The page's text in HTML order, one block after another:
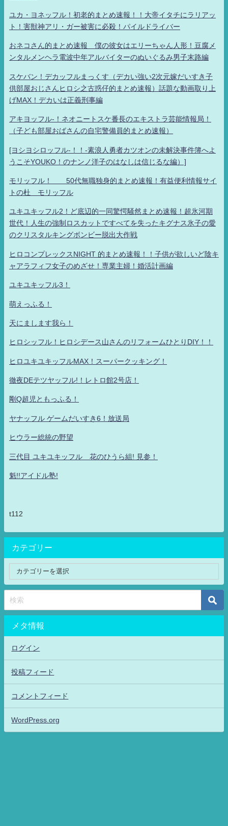
ユカ・ヨネッフル！初老的まとめ速報！！大帝イタチにラリアッ
ト！害獣神アリ・ガー被害に必殺！パイルドライバー
おネコさん的まとめ速報 僕の彼女はエリーちゃん人形！豆腐メ
ンタルメンヘラ電波中年アルバイターのぬいぐるみ男子末路編
スケバン！デカッフルまっくす（デカい強い2次元嫁だいすき子
供部屋おじさんヒロシ之古惑仔的まとめ速報）話題な動画取り上
げMAX！デカいは正義刑事編
アキヨッフル-！ネオニートスケ番長のエキストラ芸能情報局！
（子ども部屋おばさんの自宅警備員的まとめ速報）
[ヨシヨシロッフル-！！-素浪人勇者カツオンの未解決事件簿へよ
うこそYOUKO！のナンノ洋子のはなしは信じるな編）]
モリッフル！ 50代無職独身的まとめ速報！有益便利情報サイ
トの杜 モリッフル
ユキユキッフル2！ど底辺的一同驚愕騒然まとめ速報！超氷河期
世代！人生の強制ロスカットですべてを失ったキグナス氷子の愛
のクリスタルキングボンビー脱出大作戦
ヒロコンプレックスNIGHT 的まとめ速報！！子供が欲しいど陰キ
ャアラフィフ女子のめざせ！専業主婦！婚活計画編
ユキユキッフル3！
萌えっふる！
天にまします我ら！
ヒロシッフル！ヒロシデース山さんのリフォームひとりDIY！！
ヒロユキユキッフルMAX！スーパークッキング！
徹夜DEテツヤッフル!！レトロ館2号店！
剛Q超児ともっふる！
ヤナッフル ゲームだいすき6！放送局
ヒウラー総統の野望
三代目 ユキユキッフル 花のひうら組! 見参！
魁!!アイドル塾!
t112
カテゴリー
メタ情報
ログイン
投稿フィード
コメントフィード
WordPress.org